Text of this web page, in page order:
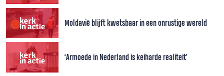
Moldavië blijft kwetsbaar in een onrustige wereld
‘Armoede in Nederland is keiharde realiteit’